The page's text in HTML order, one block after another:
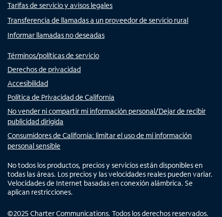
Tarifas de servicio y avisos legales
Transferencia de llamadas a un proveedor de servicio rural
Informar llamadas no deseadas
Términos/políticas de servicio
Derechos de privacidad
Accesibilidad
Política de Privacidad de California
No vender ni compartir mi información personal/Dejar de recibir
publicidad dirigida
Consumidores de California: limitar el uso de mi información
personal sensible
No todos los productos, precios y servicios están disponibles en
todas las áreas. Los precios y las velocidades reales pueden variar.
Velocidades de Internet basadas en conexión alámbrica. Se
aplican restricciones.
©2025 Charter Communications. Todos los derechos reservados.